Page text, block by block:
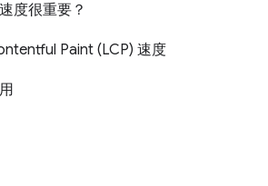
度很重要？
Paint (LCP) 速度